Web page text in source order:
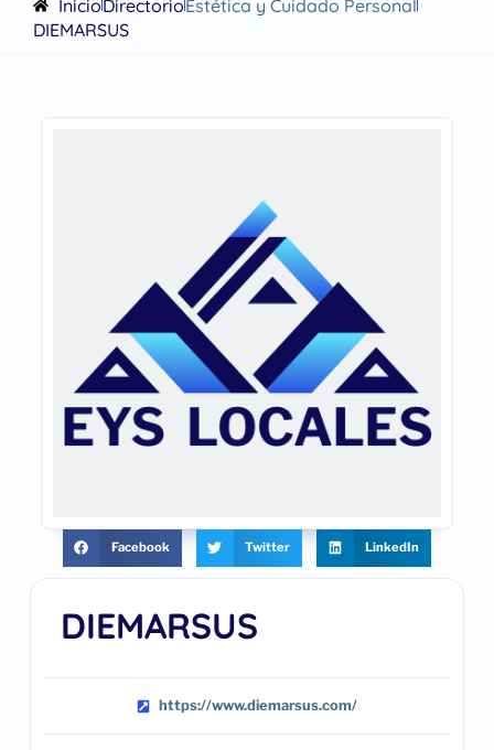
InicioDirectorioEstética y Cuidado Personal
DIEMARSUS
DIEMARSUS
https://www.diemarsus.com/
Facebook Twitter LinkedIn